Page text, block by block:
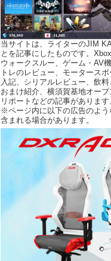
当サイトは、ライターのJIM
とを記事にしたものです。
ウォークスルー、ゲーム・AV
トレのレビュー、モータース
入記、シリアルレビュー、飲
おまけ紹介、横須賀基地オー
リポートなどの記事があります
※ページ内に以下の広告のよ
含まれる場合があります。